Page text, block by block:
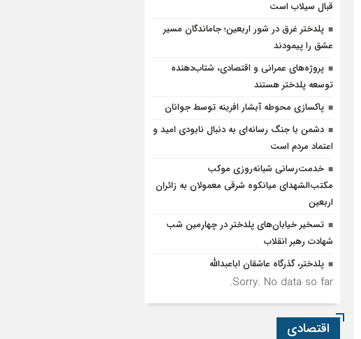
قبال سیلاب است
پلدختر غرق در شور اربعین؛ جاماندگان مسیر
عشق را پیمودند
پروژه‌های عمرانی و اقتصادی، شتاب‌دهنده
توسعه پلدختر هستند
پاکسازی محوطه آبشار افرینه توسط جوانان
دشمن با جنگ رسانه‌ای به دنبال نابودی امید و
اعتماد مردم است
خدمت‌رسانی شبانه‌روزی موکب
مکتب‌الشهدای میانکوه شرقی معمولان به زائران
اربعین
تسخیر خیابان‌های پلدختر در چهارمین شب
شهادت رهبر انقلاب
پلدختر، گذرگاه عاشقان اباعبدالله
Sorry. No data so far.
اقتصادی